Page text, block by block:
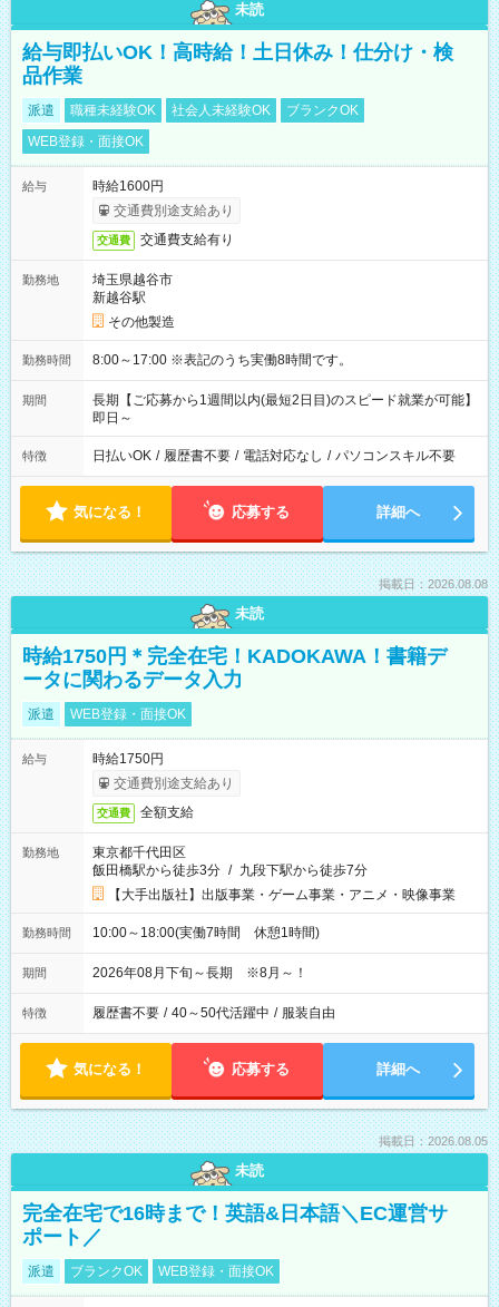
未読
給与即払いOK！高時給！土日休み！仕分け・検
品作業
派遣 職種未経験OK 社会人未経験OK
ブランクOK
WEB登録・面接OK
給与
時給1600円
交通費別途支給あり
交通費 交通費支給有り
勤務地
埼玉県越谷市
新越谷駅
その他製造
勤務時間 8:00～17:00 ※表記のうち実働8時間です。
期間
長期【ご応募から1週間以内(最短2日目)のスピード就業が可能】
即日～
特徴 日払いOK / 履歴書不要 / 電話対応なし / パソコンスキル不要
気になる！ 応募する 詳細へ
掲載日：2026.08.08
未読
時給1750円＊完全在宅！KADOKAWA！書籍デ
ータに関わるデータ入力
派遣 WEB登録・面接OK
給与
時給1750円
交通費別途支給あり
交通費 全額支給
勤務地
東京都千代田区
飯田橋駅から徒歩3分 / 九段下駅から徒歩7分
【大手出版社】出版事業・ゲーム事業・アニメ・映像事業
勤務時間 10:00～18:00(実働7時間 休憩1時間)
期間 2026年08月下旬～長期 ※8月～！
特徴 履歴書不要 / 40～50代活躍中 / 服装自由
気になる！ 応募する 詳細へ
掲載日：2026.08.05
未読
完全在宅で16時まで！英語&日本語＼EC運営サ
ポート／
派遣 ブランクOK WEB登録・面接OK